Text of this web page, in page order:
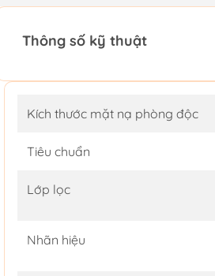
Thông số kỹ thuật
Kích thước mặt nạ phòng độc
Tiêu chuẩn
Lớp lọc
Nhãn hiệu